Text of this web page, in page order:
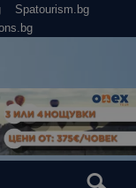
Spatourism.bg